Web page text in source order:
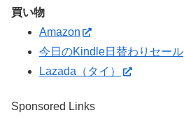
買い物
Amazon
今日のKindle日替わりセール
Lazada（タイ）
Sponsored Links